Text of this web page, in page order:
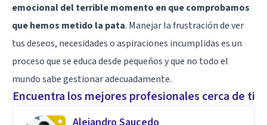
emocional del terrible momento en que comprobamos
que hemos metido la pata. Manejar la frustración de ver
tus deseos, necesidades o aspiraciones incumplidas es un
proceso que se educa desde pequeños y que no todo el
mundo sabe gestionar adecuadamente.
Encuentra los mejores profesionales cerca de ti